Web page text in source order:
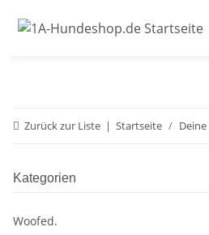
Zurück zur Liste Startseite
Kategorien
Woofed.